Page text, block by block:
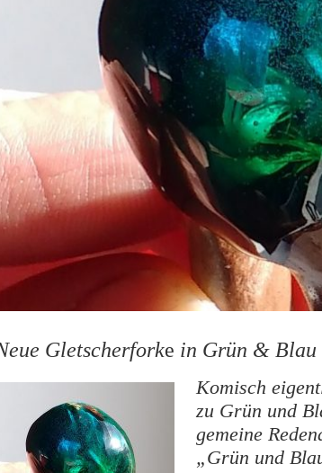
Gletscherforke in Grün & Blau
Komisch
zu Grün und
gemeine
„Grün und